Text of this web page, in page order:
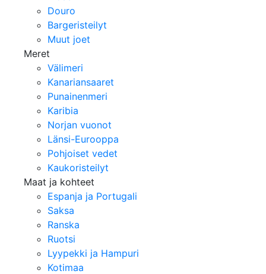
Douro
Bargeristeilyt
Muut joet
Meret
Välimeri
Kanariansaaret
Punainenmeri
Karibia
Norjan vuonot
Länsi-Eurooppa
Pohjoiset vedet
Kaukoristeilyt
Maat ja kohteet
Espanja ja Portugali
Saksa
Ranska
Ruotsi
Lyypekki ja Hampuri
Kotimaa